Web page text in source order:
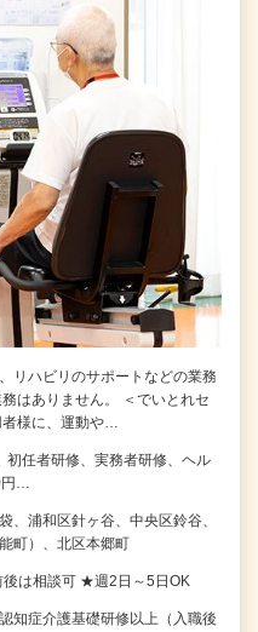
リハビリのサポートなどの業務
はありません。 ＜でいとれセ
者様に、運動や…
任者研修、実務者研修、ヘル
円…
、浦和区針ヶ谷、中央区鈴谷、
町）、北区本郷町
は相談可 ★週2日～5日OK
症介護基礎研修以上（入職後